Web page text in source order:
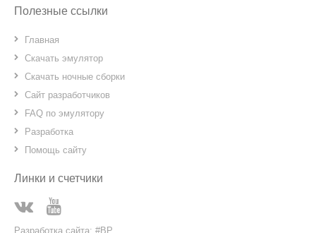
Полезные ссылки
Главная
Скачать эмулятор
Скачать ночные сборки
Сайт разработчиков
FAQ по эмулятору
Разработка
Помощь сайту
Линки и счетчики
Разработка сайта: #BP